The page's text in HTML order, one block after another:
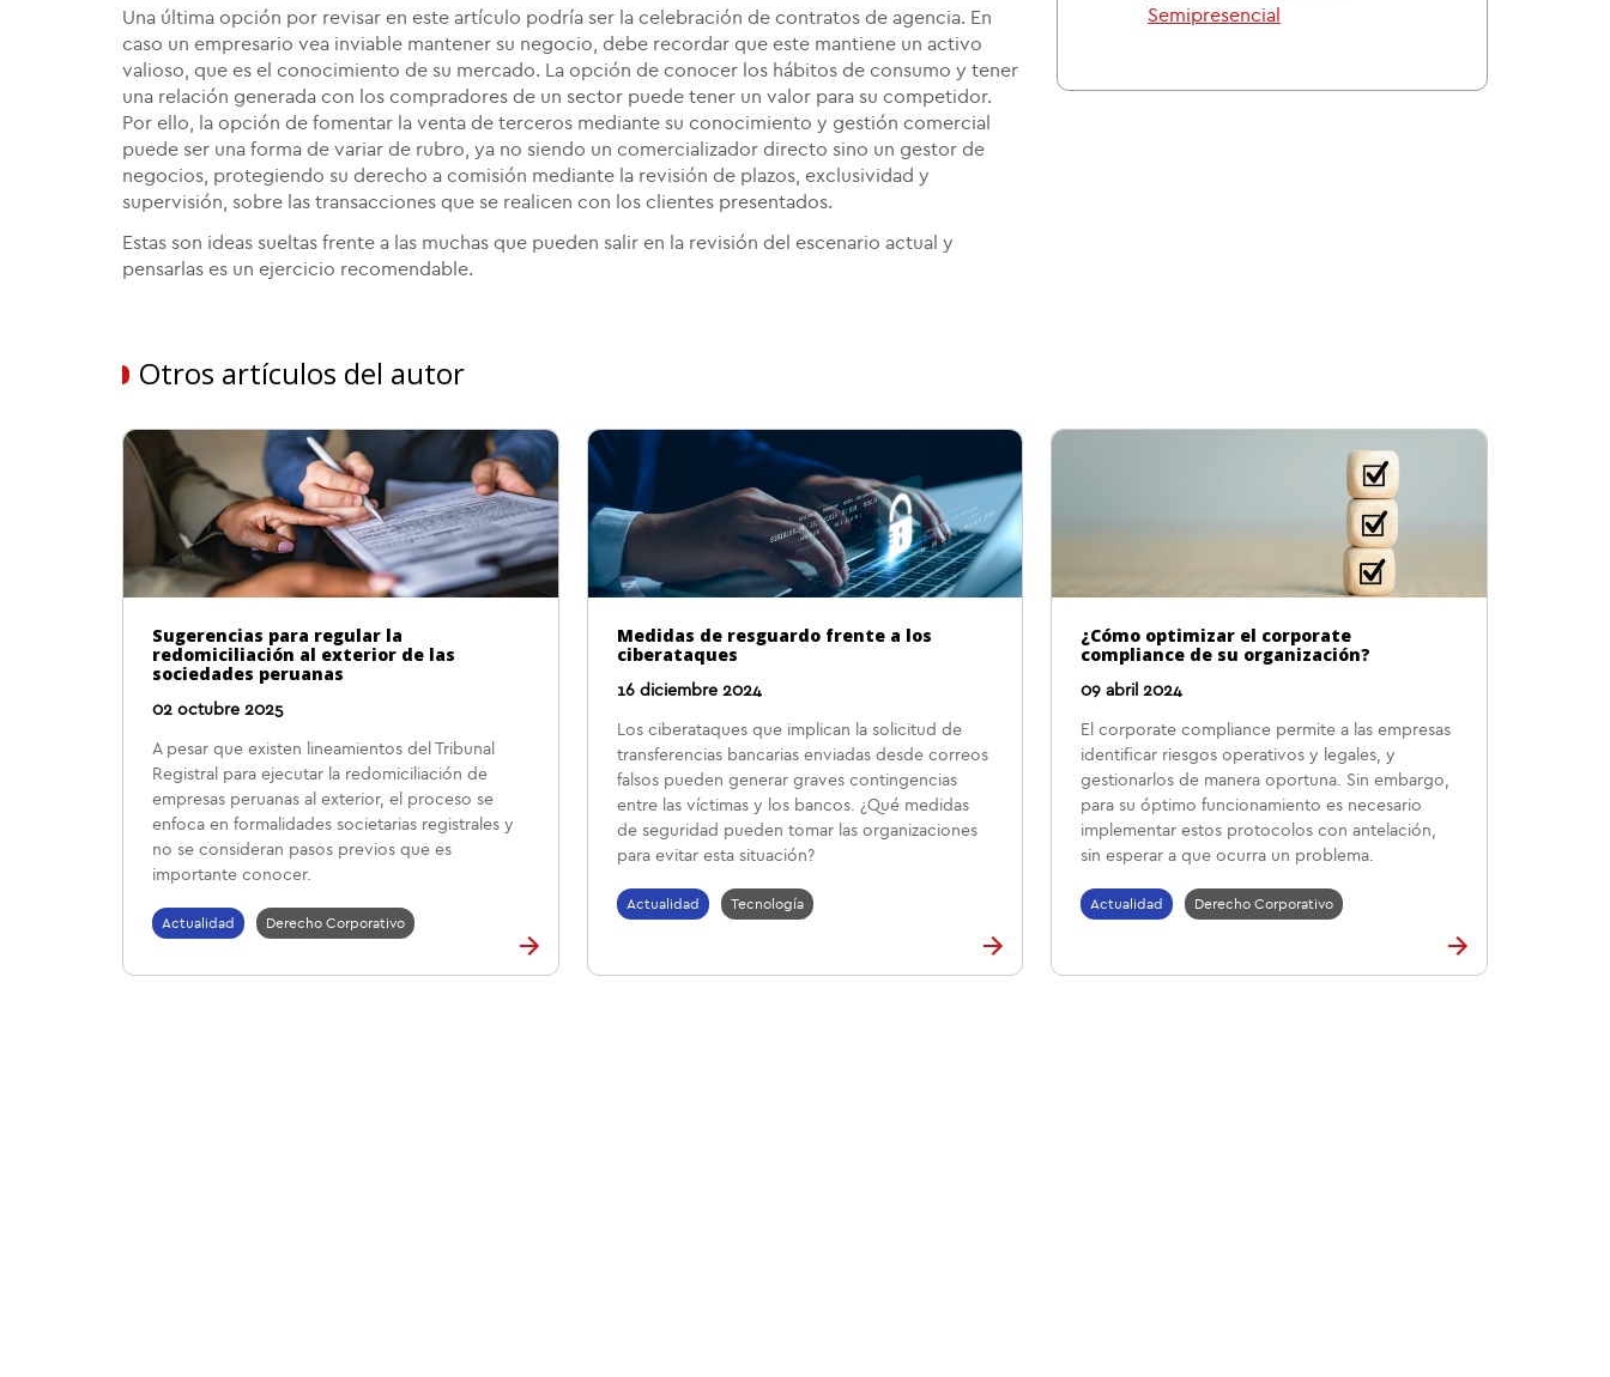
Una última opción por revisar en este artículo podría ser la celebración de contratos de agencia. En
caso un empresario vea inviable mantener su negocio, debe recordar que este mantiene un activo
valioso, que es el conocimiento de su mercado. La opción de conocer los hábitos de consumo y tener
una relación generada con los compradores de un sector puede tener un valor para su competidor.
Por ello, la opción de fomentar la venta de terceros mediante su conocimiento y gestión comercial
puede ser una forma de variar de rubro, ya no siendo un comercializador directo sino un gestor de
negocios, protegiendo su derecho a comisión mediante la revisión de plazos, exclusividad y
supervisión, sobre las transacciones que se realicen con los clientes presentados.
Estas son ideas sueltas frente a las muchas que pueden salir en la revisión del escenario actual y
pensarlas es un ejercicio recomendable.
Semipresencial
Otros artículos del autor
Sugerencias para regular la
redomiciliación al exterior de las
sociedades peruanas
02 octubre 2025
A pesar que existen lineamientos del Tribunal
Registral para ejecutar la redomiciliación de
empresas peruanas al exterior, el proceso se
enfoca en formalidades societarias registrales y
no se consideran pasos previos que es
importante conocer.
Actualidad Derecho Corporativo
Medidas de resguardo frente a los
ciberataques
16 diciembre 2024
Los ciberataques que implican la solicitud de
transferencias bancarias enviadas desde correos
falsos pueden generar graves contingencias
entre las víctimas y los bancos. ¿Qué medidas
de seguridad pueden tomar las organizaciones
para evitar esta situación?
Actualidad Tecnología
¿Cómo optimizar el corporate
compliance de su organización?
09 abril 2024
El corporate compliance permite a las empresas
identificar riesgos operativos y legales, y
gestionarlos de manera oportuna. Sin embargo,
para su óptimo funcionamiento es necesario
implementar estos protocolos con antelación,
sin esperar a que ocurra un problema.
Actualidad Derecho Corporativo